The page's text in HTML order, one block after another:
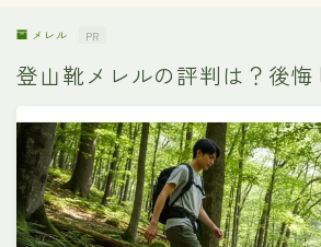
アークテリクス
キーン
グレゴリー
メレル PR
登山靴メレルの評判は？後